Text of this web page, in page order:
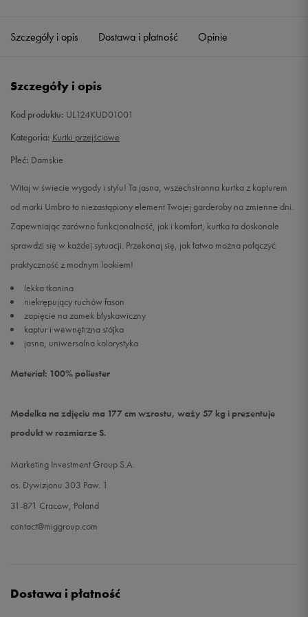
Szczegóły i opis Dostawa i płatność Opinie
Szczegóły i opis
Kod produktu: UL124KUD01001
Kategoria: Kurtki przejściowe
Płeć: Damskie
Witaj w świecie wygody i stylu! Ta jasna, wszechstronna kurtka z kapturem
od marki Umbro to niezastąpiony element Twojej garderoby na zmienne dni.
Zapewniając zarówno funkcjonalność, jak i komfort, kurtka ta doskonale
sprawdzi się w każdej sytuacji. Przekonaj się, jak łatwo można połączyć
praktyczność z modnym lookiem!
lekka tkanina
niekrępujący ruchów fason
zapięcie na zamek błyskawiczny
kaptur i wewnętrzna stójka
jasna, uniwersalna kolorystyka
Materiał: 100% poliester
Modelka na zdjęciu ma 177 cm wzrostu, waży 57 kg i prezentuje
produkt w rozmiarze S.
Marketing Investment Group S.A.
os. Dywizjonu 303 Paw. 1
31-871 Cracow, Poland
contact@miggroup.com
Dostawa i płatność